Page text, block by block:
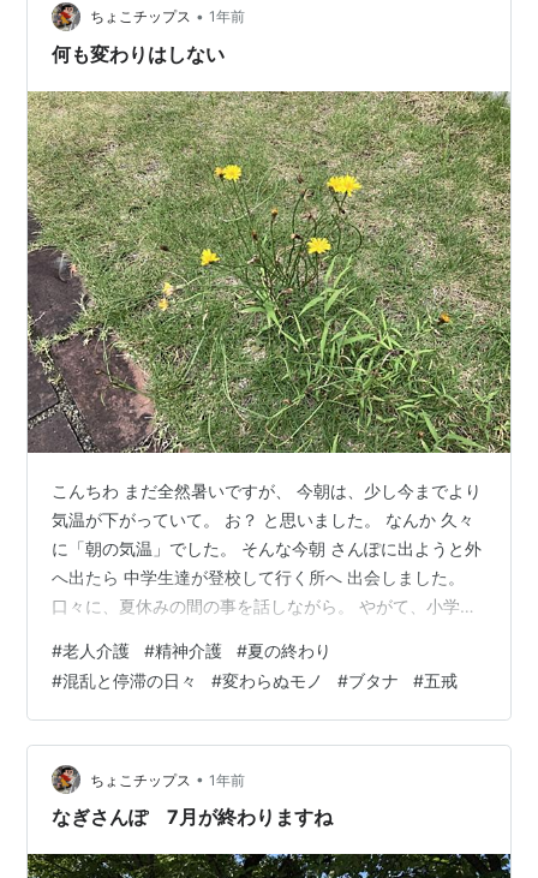
多く含んでいるのに対し、使える予算の上限は現時点で
もかなり精度良く把握できているためです。…
ちょこチップス • 1年前
何も変わりはしない
こんちわ まだ全然暑いですが、 今朝は、少し今までより
気温が下がっていて。 お？ と思いました。 なんか 久々
に「朝の気温」でした。 そんな今朝 さんぽに出ようと外
へ出たら 中学生達が登校して行く所へ 出会しました。
口々に、夏休みの間の事を話しながら。 やがて、小学校
うかね 心に残る想い出は、何かありましたかね？ 今すぐ
思いつかなくともね、 想いは、想い出は 心に雪のように
降り積もってね。 ワインのように、ゆっくり熟成されて
いく。 そして、この今が 遠い記憶になった頃。 芳しく
も懐かしい香りとなって 思い出せますよ。 「ああ あの
夏 あ…
#老人介護 #精神介護 #夏の終わり
#混乱と停滞の日々 #変わらぬモノ #ブタナ #五戒
ちょこチップス • 1年前
なぎさんぽ 7月が終わりますね